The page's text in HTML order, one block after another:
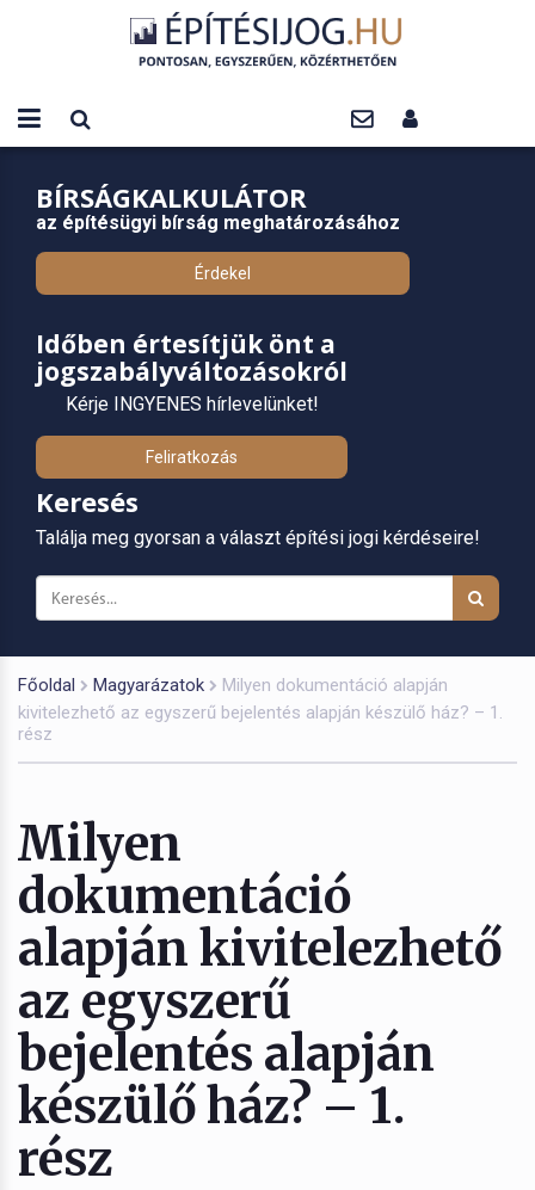
BÍRSÁGKALKULÁTOR
az építésügyi bírság meghatározásához
Érdekel
Időben értesítjük önt a
jogszabályváltozásokról
Kérje INGYENES hírlevelünket!
Feliratkozás
Keresés
Találja meg gyorsan a választ építési jogi kérdéseire!
Főoldal Magyarázatok
Milyen dokumentáció alapján
kivitelezhető az egyszerű bejelentés alapján készülő ház? – 1.
rész
Milyen
dokumentáció
alapján kivitelezhető
az egyszerű
bejelentés alapján
készülő ház? – 1.
rész